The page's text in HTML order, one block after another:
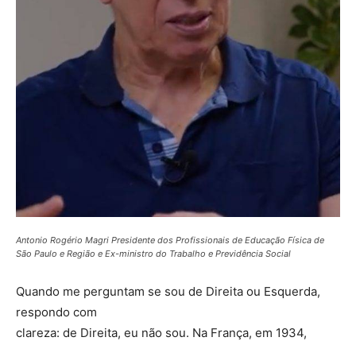
Antonio Rogério Magri Presidente dos Profissionais de Educação Física de
São Paulo e Região e Ex-ministro do Trabalho e Previdência Social
Quando me perguntam se sou de Direita ou Esquerda,
respondo com
clareza: de Direita, eu não sou. Na França, em 1934,